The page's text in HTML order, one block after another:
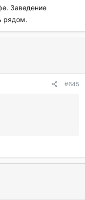
Заведение
рядом.
#645